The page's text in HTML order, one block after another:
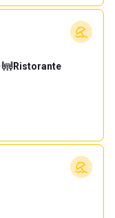
· Ristorante